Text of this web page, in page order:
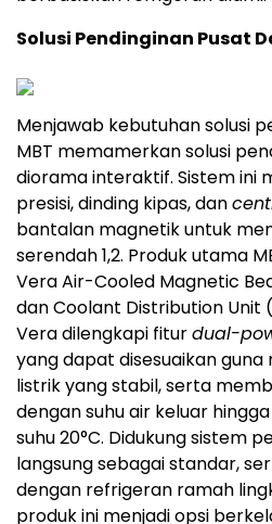
Solusi Pendinginan Pusat
Menjawab kebutuhan solusi
MBT memamerkan solusi
diorama interaktif. Sistem ini
presisi, dinding kipas, dan
bantalan magnetik untuk
serendah 1,2. Produk utama
Vera Air-Cooled Magnetic
dan Coolant Distribution Unit
Vera dilengkapi fiturdual-
yang dapat disesuaikan
listrik yang stabil, serta
dengan suhu air keluar
suhu 20°C. Didukung sistem
langsung sebagai standar,
dengan refrigeran ramah
produk ini menjadi opsi